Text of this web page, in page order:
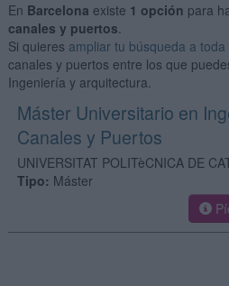
En Barcelona existe 1 opción para
canales y puertos.
Si quieres ampliar tu búsqueda a toda
canales y puertos entre los que
Ingeniería y arquitectura.
Máster Universitario en
Canales y Puertos
UNIVERSITAT POLITèCNICA DE
Tipo: Máster